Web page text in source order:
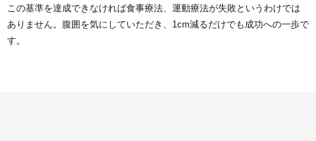
この基準を達成できなければ食事療法、運動療法が失敗というわけでは
ありません。腹囲を気にしていただき、1cm減るだけでも成功への一歩で
す。